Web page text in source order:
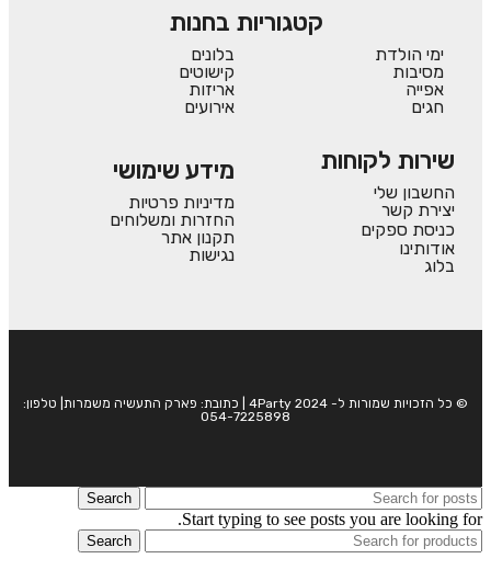
קטגוריות בחנות
ימי הולדת
מסיבות
אפייה
חגים
בלונים
קישוטים
אריזות
אירועים
שירות לקוחות
החשבון שלי
יצירת קשר
כניסת ספקים
אודותינו
בלוג
מידע שימושי
מדיניות פרטיות
החזרות ומשלוחים
תקנון אתר
נגישות
© כל הזכויות שמורות ל- 4Party 2024 | כתובת: פארק התעשיה משמרות| טלפון:
054-7225898
Search
Start typing to see posts you are looking for.
Search